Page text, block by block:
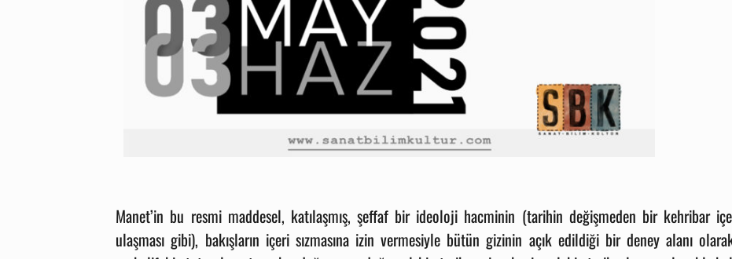
Manet’in bu resmi maddesel, katılaşmış, şeffaf bir ideoloji hacminin (tarihin değişmeden bir kehribar
ulaşması gibi), bakışların içeri sızmasına izin vermesiyle bütün gizinin açık edildiği bir deney alanı